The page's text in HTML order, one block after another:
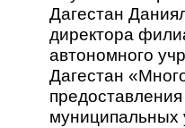
Дагестан
директора
автономного
Дагестан
муниципальных